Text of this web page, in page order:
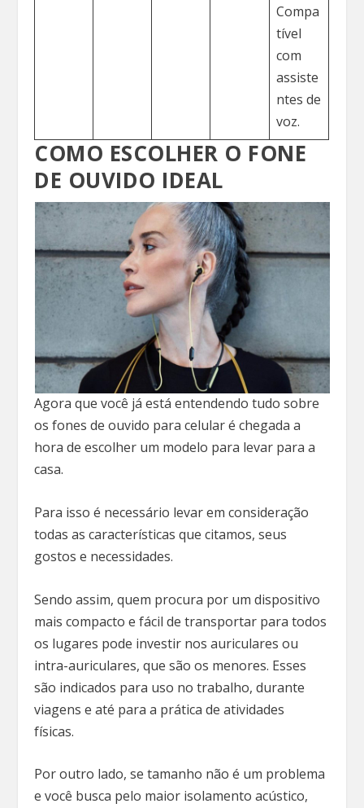
Compa
tível
com
assiste
ntes de
voz.
COMO ESCOLHER O FONE
DE OUVIDO IDEAL
Agora que você já está entendendo tudo sobre
os fones de ouvido para celular é chegada a
hora de escolher um modelo para levar para a
casa.
Para isso é necessário levar em consideração
todas as características que citamos, seus
gostos e necessidades.
Sendo assim, quem procura por um dispositivo
mais compacto e fácil de transportar para todos
os lugares pode investir nos auriculares ou
intra-auriculares, que são os menores. Esses
são indicados para uso no trabalho, durante
viagens e até para a prática de atividades
físicas.
Por outro lado, se tamanho não é um problema
e você busca pelo maior isolamento acústico,